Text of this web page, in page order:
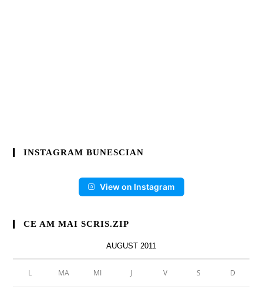
INSTAGRAM BUNESCIAN
View on Instagram
CE AM MAI SCRIS.ZIP
AUGUST 2011
L MA MI J V S D